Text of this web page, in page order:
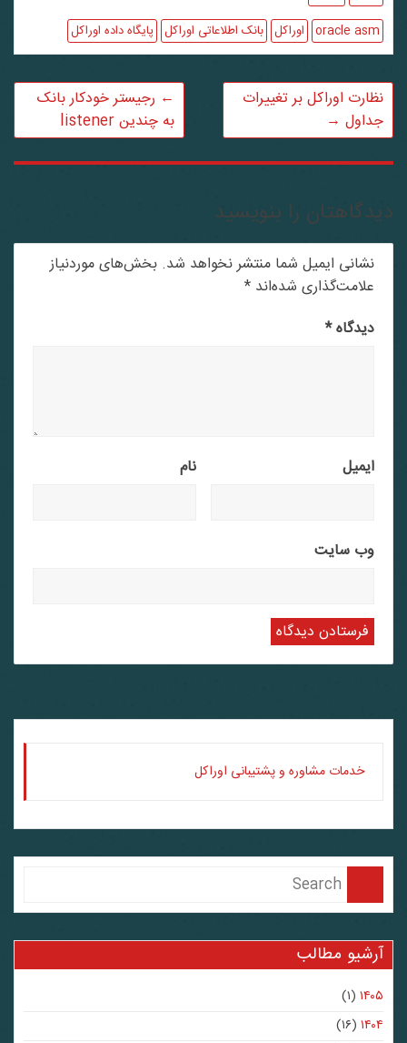
oracle asm اوراکل بانک اطلاعاتی اوراکل پایگاه داده اوراکل
رجیستر خودکار بانک
به چندین listener
نظارت اوراکل بر تغییرات
جداول→
را بنویسید
نشانی ایمیل شما منتشر نخواهد شد. بخش‌های موردنیاز
علامت‌گذاری شده‌اند*
دیدگاه*
ایمیل
وب‌ سایت
خدمات مشاوره و پشتیبانی اوراکل
آرشیو مطالب
(۱)
(۱۶)